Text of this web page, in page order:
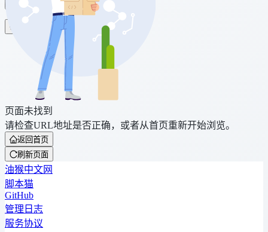
页面未找到
请检查URL地址是否正确，或者从首页重新开始浏览。
返回首页
刷新页面
油猴中文网
脚本猫
GitHub
管理日志
服务协议